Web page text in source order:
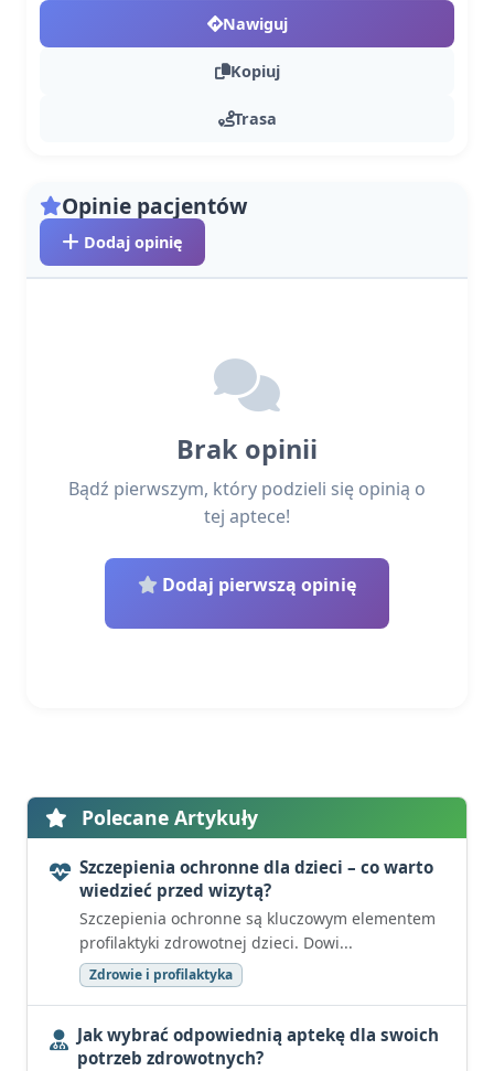
Nawiguj
Kopiuj
Trasa
Opinie pacjentów
Dodaj opinię
Brak opinii
Bądź pierwszym, który podzieli się opinią o
tej aptece!
Dodaj pierwszą opinię
Polecane Artykuły
Szczepienia ochronne dla dzieci – co warto
wiedzieć przed wizytą?
Szczepienia ochronne są kluczowym elementem
profilaktyki zdrowotnej dzieci. Dowi...
Zdrowie i profilaktyka
Jak wybrać odpowiednią aptekę dla swoich
potrzeb zdrowotnych?